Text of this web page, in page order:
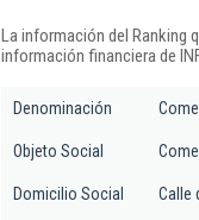
La información del Ranking
información financiera de
Denominación
Objeto Social
Domicilio Social Calle